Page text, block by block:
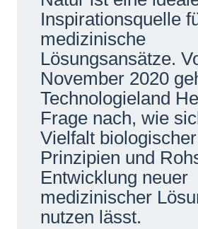
Inspirationsquelle
medizinische
Lösungsansätze.
November 2020
Technologieland
Frage nach, wie
Vielfalt biologischer
Prinzipien und
Entwicklung neuer
medizinischer
nutzen lässt.